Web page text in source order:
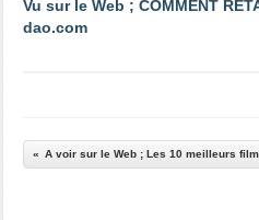
Vu sur le Web ; COMMENT
dao.com